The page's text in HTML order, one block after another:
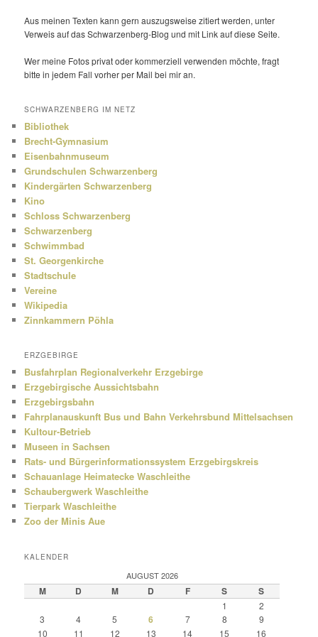
Aus meinen Texten kann gern auszugs­weise zitiert werden, unter
Verweis auf das Schwarzenberg-Blog und mit Link auf diese Seite.
Wer meine Fotos privat oder kommer­ziell verwenden möchte, fragt
bitte in jedem Fall vorher per Mail bei mir an.
SCHWARZENBERG IM NETZ
Bibliothek
Brecht-Gymnasium
Eisenbahnmuseum
Grundschulen Schwarzenberg
Kindergärten Schwarzenberg
Kino
Schloss Schwarzenberg
Schwarzenberg
Schwimmbad
St. Georgenkirche
Stadtschule
Vereine
Wikipedia
Zinnkammern Pöhla
ERZGEBIRGE
Busfahrplan Regionalverkehr Erzgebirge
Erzgebirgische Aussichtsbahn
Erzgebirgsbahn
Fahrplanauskunft Bus und Bahn Verkehrsbund Mittelsachsen
Kultour-Betrieb
Museen in Sachsen
Rats- und Bürgerinformationssystem Erzgebirgskreis
Schauanlage Heimatecke Waschleithe
Schaubergwerk Waschleithe
Tierpark Waschleithe
Zoo der Minis Aue
KALENDER
AUGUST 2026
M D M D F S S
1
2
3
4 5 6 7 8
9
10
11 12 13 14 15
16